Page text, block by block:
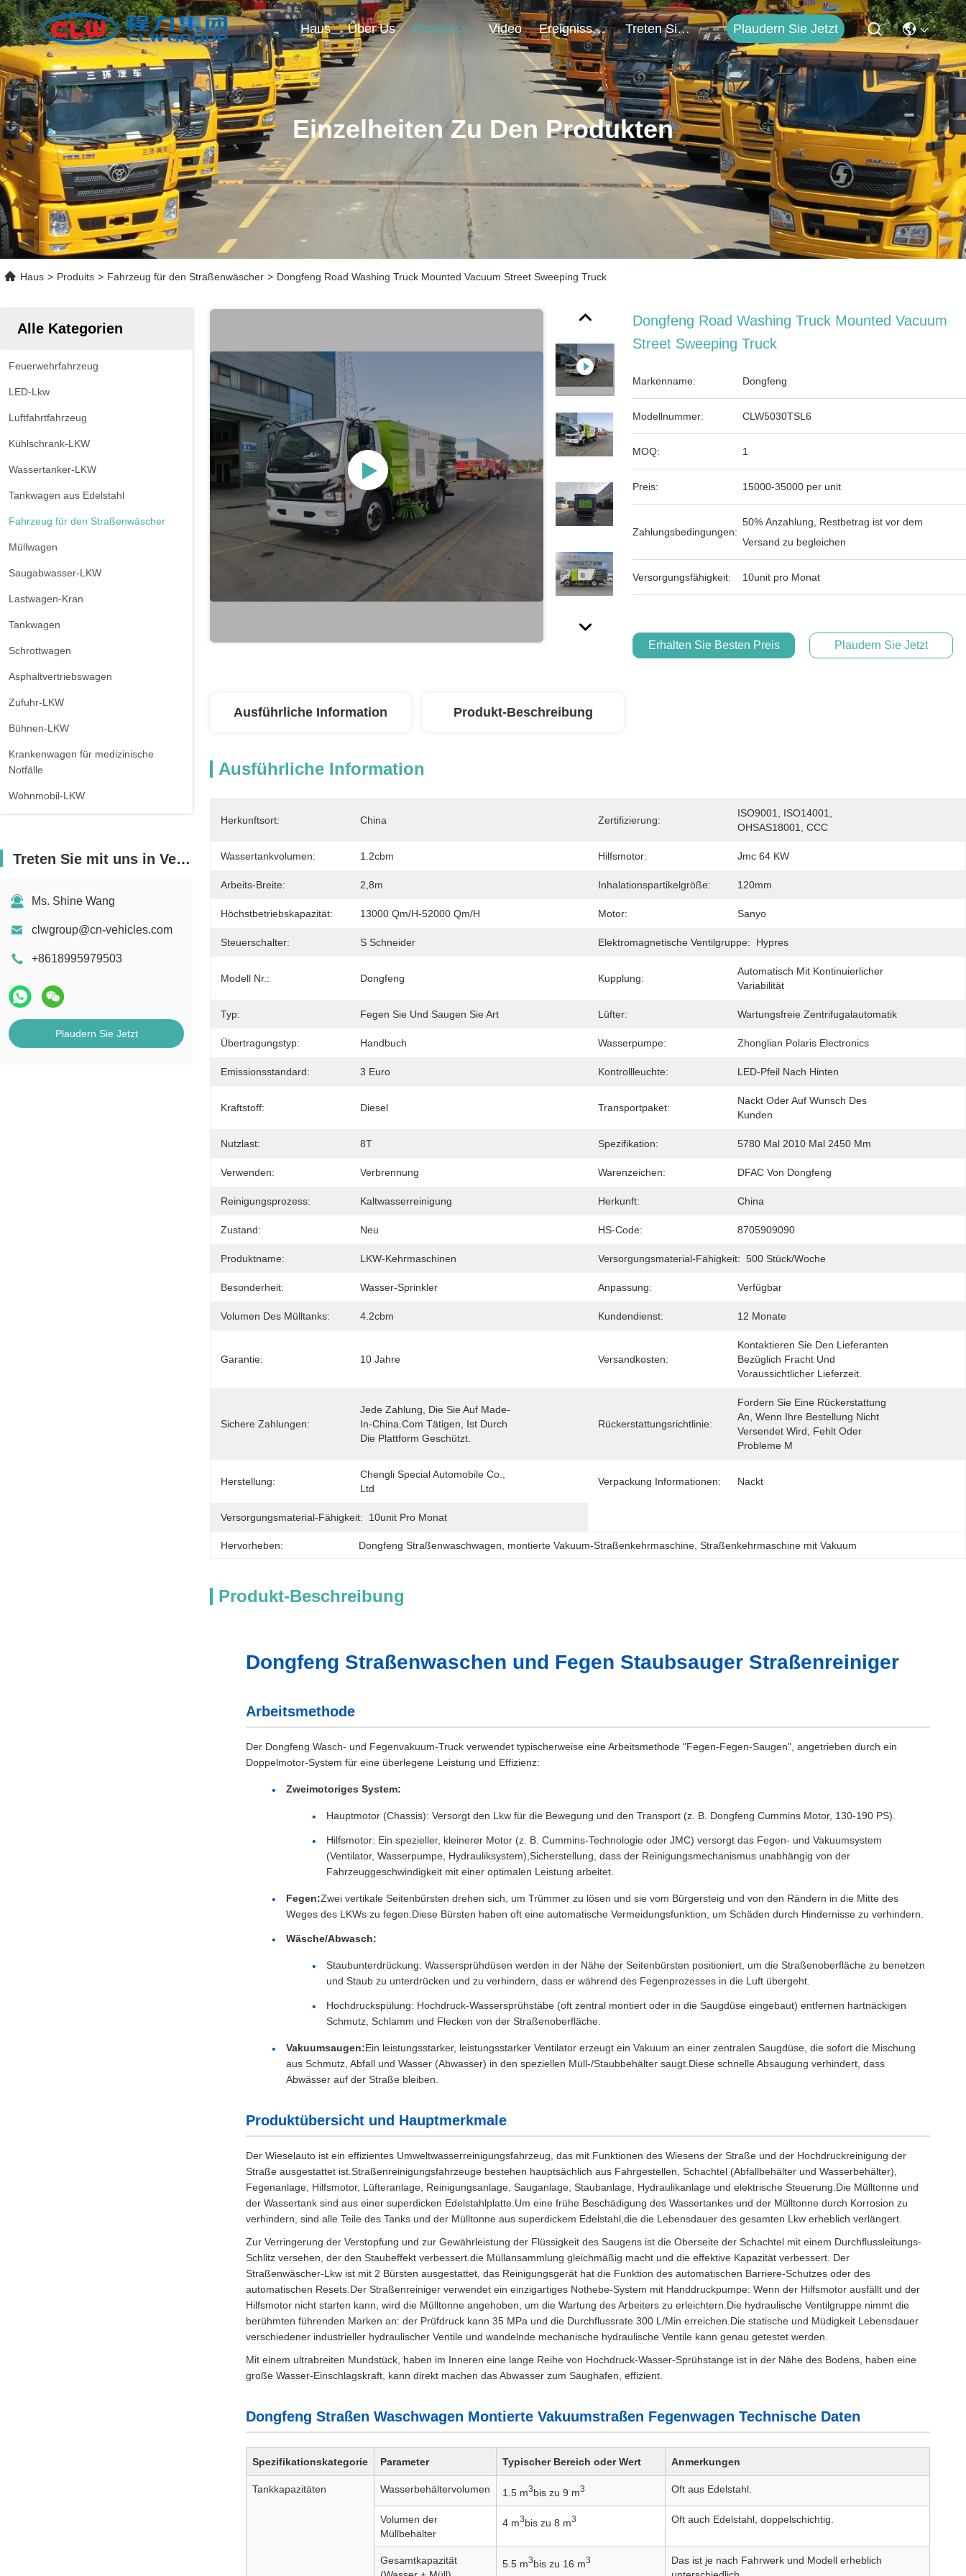
Haus Über Us Produits Video Ereignisse Treten Sie Mit Uns In Verbindung Plaudern Sie Jetzt
Einzelheiten Zu Den Produkten
Haus > Produits > Fahrzeug für den Straßenwäscher > Dongfeng Road Washing Truck Mounted Vacuum Street Sweeping Truck
Alle Kategorien
Feuerwehrfahrzeug
LED-Lkw
Luftfahrtfahrzeug
Kühlschrank-LKW
Wassertanker-LKW
Tankwagen aus Edelstahl
Fahrzeug für den Straßenwäscher
Müllwagen
Saugabwasser-LKW
Lastwagen-Kran
Tankwagen
Schrottwagen
Asphaltvertriebswagen
Zufuhr-LKW
Bühnen-LKW
Krankenwagen für medizinische
Notfälle
Wohnmobil-LKW
Treten Sie mit uns in Verbindung
Ms. Shine Wang
clwgroup@cn-vehicles.com
+8618995979503
Plaudern Sie Jetzt
Dongfeng Road Washing Truck Mounted Vacuum
Street Sweeping Truck
Markenname: Dongfeng
Modellnummer: CLW5030TSL6
MOQ: 1
Preis: 15000-35000 per unit
Zahlungsbedingungen:
50% Anzahlung, Restbetrag ist vor dem
Versand zu begleichen
Versorgungsfähigkeit: 10unit pro Monat
Erhalten Sie Besten Preis Plaudern Sie Jetzt
Ausführliche Information Produkt-Beschreibung
Ausführliche Information
Herkunftsort: China Zertifizierung:
ISO9001, ISO14001,
OHSAS18001, CCC
Wassertankvolumen: 1.2cbm Hilfsmotor: Jmc 64 KW
Arbeits-Breite: 2,8m Inhalationspartikelgröße: 120mm
Höchstbetriebskapazität: 13000 Qm/H-52000 Qm/H Motor: Sanyo
Steuerschalter: S Schneider Elektromagnetische Ventilgruppe: Hypres
Modell Nr.: Dongfeng Kupplung:
Automatisch Mit Kontinuierlicher
Variabilität
Typ: Fegen Sie Und Saugen Sie Art Lüfter: Wartungsfreie Zentrifugalautomatik
Übertragungstyp: Handbuch Wasserpumpe: Zhonglian Polaris Electronics
Emissionsstandard: 3 Euro Kontrollleuchte: LED-Pfeil Nach Hinten
Kraftstoff: Diesel Transportpaket:
Nackt Oder Auf Wunsch Des
Kunden
Nutzlast: 8T Spezifikation: 5780 Mal 2010 Mal 2450 Mm
Verwenden: Verbrennung Warenzeichen: DFAC Von Dongfeng
Reinigungsprozess: Kaltwasserreinigung Herkunft: China
Zustand: Neu HS-Code: 8705909090
Produktname: LKW-Kehrmaschinen Versorgungsmaterial-Fähigkeit: 500 Stück/Woche
Besonderheit: Wasser-Sprinkler Anpassung: Verfügbar
Volumen Des Mülltanks: 4.2cbm Kundendienst: 12 Monate
Garantie: 10 Jahre Versandkosten:
Kontaktieren Sie Den Lieferanten
Bezüglich Fracht Und
Voraussichtlicher Lieferzeit.
Sichere Zahlungen:
Jede Zahlung, Die Sie Auf Made-
In-China.com Tätigen, Ist Durch
Die Plattform Geschützt.
Rückerstattungsrichtlinie:
Fordern Sie Eine Rückerstattung
An, Wenn Ihre Bestellung Nicht
Versendet Wird, Fehlt Oder
Probleme M
Herstellung:
Chengli Special Automobile Co.,
Ltd
Verpackung Informationen: Nackt
Versorgungsmaterial-Fähigkeit: 10unit Pro Monat
Hervorheben: Dongfeng Straßenwaschwagen montierte Vakuum-Straßenkehrmaschine Straßenkehrmaschine mit Vakuum
Produkt-Beschreibung
Dongfeng Straßenwaschen und Fegen Staubsauger Straßenreiniger
Arbeitsmethode
Der Dongfeng Wasch- und Fegenvakuum-Truck verwendet typischerweise eine Arbeitsmethode "Fegen-Fegen-Saugen", angetrieben durch ein
Doppelmotor-System für eine überlegene Leistung und Effizienz:
Zweimotoriges System:
Hauptmotor (Chassis): Versorgt den Lkw für die Bewegung und den Transport (z. B. Dongfeng Cummins Motor, 130-190 PS).
Hilfsmotor: Ein spezieller, kleinerer Motor (z. B. Cummins-Technologie oder JMC) versorgt das Fegen- und Vakuumsystem
(Ventilator, Wasserpumpe, Hydrauliksystem),Sicherstellung, dass der Reinigungsmechanismus unabhängig von der
Fahrzeuggeschwindigkeit mit einer optimalen Leistung arbeitet.
Fegen:Zwei vertikale Seitenbürsten drehen sich, um Trümmer zu lösen und sie vom Bürgersteig und von den Rändern in die Mitte des
Weges des LKWs zu fegen.Diese Bürsten haben oft eine automatische Vermeidungsfunktion, um Schäden durch Hindernisse zu verhindern.
Wäsche/Abwasch:
Staubunterdrückung: Wassersprühdüsen werden in der Nähe der Seitenbürsten positioniert, um die Straßenoberfläche zu benetzen
und Staub zu unterdrücken und zu verhindern, dass er während des Fegenprozesses in die Luft übergeht.
Hochdruckspülung: Hochdruck-Wassersprühstäbe (oft zentral montiert oder in die Saugdüse eingebaut) entfernen hartnäckigen
Schmutz, Schlamm und Flecken von der Straßenoberfläche.
Vakuumsaugen:Ein leistungsstarker, leistungsstarker Ventilator erzeugt ein Vakuum an einer zentralen Saugdüse, die sofort die Mischung
aus Schmutz, Abfall und Wasser (Abwasser) in den speziellen Müll-/Staubbehälter saugt.Diese schnelle Absaugung verhindert, dass
Abwässer auf der Straße bleiben.
Produktübersicht und Hauptmerkmale
Der Wieselauto ist ein effizientes Umweltwasserreinigungsfahrzeug, das mit Funktionen des Wiesens der Straße und der Hochdruckreinigung der
Straße ausgestattet ist.Straßenreinigungsfahrzeuge bestehen hauptsächlich aus Fahrgestellen, Schachtel (Abfallbehälter und Wasserbehälter),
Fegenanlage, Hilfsmotor, Lüfteranlage, Reinigungsanlage, Sauganlage, Staubanlage, Hydraulikanlage und elektrische Steuerung.Die Mülltonne und
der Wassertank sind aus einer superdicken Edelstahlplatte.Um eine frühe Beschädigung des Wassertankes und der Mülltonne durch Korrosion zu
verhindern, sind alle Teile des Tanks und der Mülltonne aus superdickem Edelstahl,die die Lebensdauer des gesamten Lkw erheblich verlängert.
Zur Verringerung der Verstopfung und zur Gewährleistung der Flüssigkeit des Saugens ist die Oberseite der Schachtel mit einem Durchflussleitungs-
Schlitz versehen, der den Staubeffekt verbessert.die Müllansammlung gleichmäßig macht und die effektive Kapazität verbessert. Der
Straßenwäscher-Lkw ist mit 2 Bürsten ausgestattet, das Reinigungsgerät hat die Funktion des automatischen Barriere-Schutzes oder des
automatischen Resets.Der Straßenreiniger verwendet ein einzigartiges Nothebe-System mit Handdruckpumpe: Wenn der Hilfsmotor ausfällt und der
Hilfsmotor nicht starten kann, wird die Mülltonne angehoben, um die Wartung des Arbeiters zu erleichtern.Die hydraulische Ventilgruppe nimmt die
berühmten führenden Marken an: der Prüfdruck kann 35 MPa und die Durchflussrate 300 L/Min erreichen.Die statische und Müdigkeit Lebensdauer
verschiedener industrieller hydraulischer Ventile und wandelnde mechanische hydraulische Ventile kann genau getestet werden.
Mit einem ultrabreiten Mundstück, haben im Inneren eine lange Reihe von Hochdruck-Wasser-Sprühstange ist in der Nähe des Bodens, haben eine
große Wasser-Einschlagskraft, kann direkt machen das Abwasser zum Saughafen, effizient.
Dongfeng Straßen Waschwagen Montierte Vakuumstraßen Fegenwagen Technische Daten
Spezifikationskategorie Parameter Typischer Bereich oder Wert Anmerkungen
Tankkapazitäten Wasserbehältervolumen 1.5 m3bis zu 9 m3 Oft aus Edelstahl.
Volumen der
Müllbehälter
4 m3bis zu 8 m3 Oft auch Edelstahl, doppelschichtig.
Gesamtkapazität
5.5 m3bis zu 16 m3
Das ist je nach Fahrwerk und Modell erheblich